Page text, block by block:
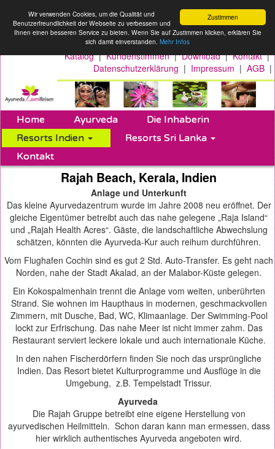
Zustimmen
Wir verwenden Cookies, um die Qualität und
Benutzerfreundlichkeit der Webseite zu verbessern und
Ihnen einen besseren Service zu bieten. Wenn Sie auf Zustimmen klicken, erklären Sie
sich damit einverstanden. Mehr Infos
Katalog|Kundenstimmen|Download|Kontakt|
Datenschutzerklärung | Impressum | AGB|
Home Ayurveda
Die Inhaberin
Resorts Indien
Resorts Sri Lanka
Kontakt
Rajah Beach, Kerala, Indien
Anlage und Unterkunft
Das kleine Ayurvedazentrum wurde im Jahre 2008 neu eröffnet. Der
gleiche Eigentümer betreibt auch das nahe gelegene „Raja Island“
und „Rajah Health Acres“. Gäste, die landschaftliche Abwechslung
schätzen, könnten die Ayurveda-Kur auch reihum durchführen.
Vom Flughafen Cochin sind es gut 2 Std. Auto-Transfer. Es geht nach
Norden, nahe der Stadt Akalad, an der Malabor-Küste gelegen.
Ein Kokospalmenhain trennt die Anlage vom weiten, unberührten
Strand. Sie wohnen im Haupthaus in modernen, geschmackvollen
Zimmern, mit Dusche, Bad, WC, Klimaanlage. Der Swimming-Pool
lockt zur Erfrischung. Das nahe Meer ist nicht immer zahm. Das
Restaurant serviert leckere lokale und auch internationale Küche.
In den nahen Fischerdörfern finden Sie noch das ursprüngliche
Indien. Das Resort bietet Kulturprogramme und Ausflüge in die
Umgebung, z.B. Tempelstadt Trissur.
Ayurveda
Die Rajah Gruppe betreibt eine eigene Herstellung von
ayurvedischen Heilmitteln. Schon daran kann man ermessen, dass
hier wirklich authentisches Ayurveda angeboten wird.